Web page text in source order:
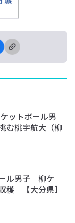
ットボール男
む桃宇航大（柳
ル男子 柳ケ
穫 【大分県】